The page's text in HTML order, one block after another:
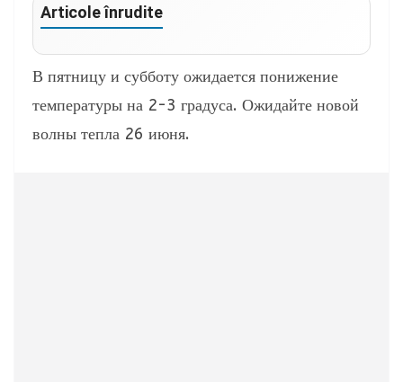
Articole înrudite
В пятницу и субботу ожидается понижение
температуры на 2-3 градуса. Ожидайте новой
волны тепла 26 июня.